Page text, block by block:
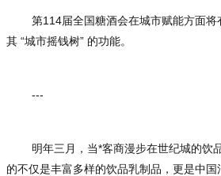
第114届全国糖酒会在城市赋能方面
其 “城市摇钱树” 的功能。
---
明年三月，当*客商漫步在世纪城的饮
的不仅是丰富多样的饮品乳制品，更是中国